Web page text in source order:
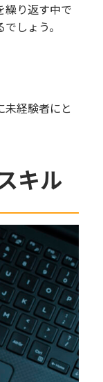
繰り返す中で
しょう。
経験者にと
キル